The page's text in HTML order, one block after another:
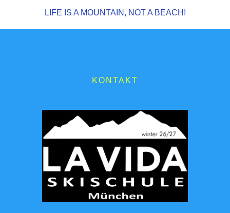
LIFE IS A MOUNTAIN, NOT A BEACH!
KONTAKT